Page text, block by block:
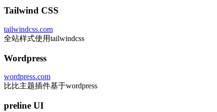
Tailwind CSS
tailwindcss.com
全站样式使用tailwindcss
Wordpress
wordpress.com
比比主题插件基于wordpress
preline UI